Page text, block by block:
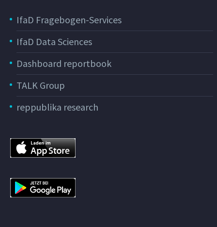
IfaD Fragebogen-Services
IfaD Data Sciences
Dashboard reportbook
TALK Group
reppublika research